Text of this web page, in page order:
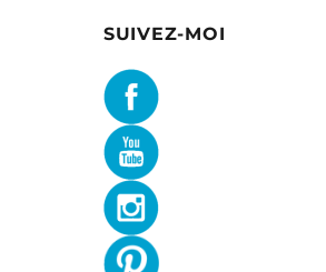
SUIVEZ-MOI